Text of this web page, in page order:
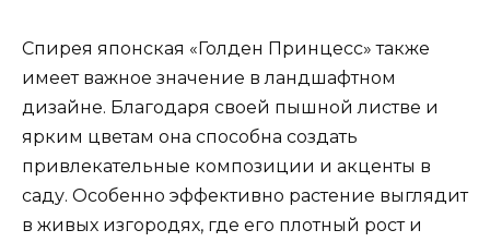
Спирея японская «Голден Принцесс» также
имеет важное значение в ландшафтном
дизайне. Благодаря своей пышной листве и
ярким цветам она способна создать
привлекательные композиции и акценты в
саду. Особенно эффективно растение выглядит
в живых изгородях, где его плотный рост и